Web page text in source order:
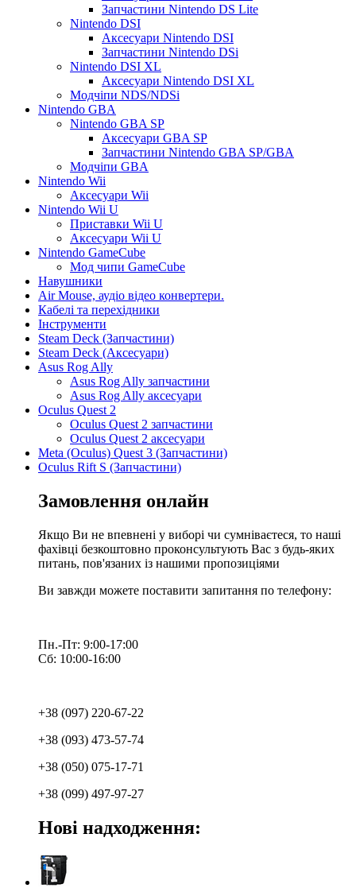
Запчастини Nintendo DS Lite
Nintendo DSI
Аксесуари Nintendo DSI
Запчастини Nintendo DSi
Nintendo DSI XL
Аксесуари Nintendo DSI XL
Модчіпи NDS/NDSi
Nintendo GBA
Nintendo GBA SP
Аксесуари GBA SP
Запчастини Nintendo GBA SP/GBA
Модчіпи GBA
Nintendo Wii
Аксесуари Wii
Nintendo Wii U
Приставки Wii U
Аксесуари Wii U
Nintendo GameCube
Мод чипи GameCube
Навушники
Air Mouse, аудіо відео конвертери.
Кабелі та перехідники
Інструменти
Steam Deck (Запчастини)
Steam Deck (Аксесуари)
Asus Rog Ally
Asus Rog Ally запчастини
Asus Rog Ally аксесуари
Oculus Quest 2
Oculus Quest 2 запчастини
Oculus Quest 2 аксесуари
Meta (Oculus) Quest 3 (Запчастини)
Oculus Rift S (Запчастини)
Замовлення онлайн
Якщо Ви не впевнені у виборі чи сумніваєтеся, то наші
фахівці безкоштовно проконсультують Вас з будь-яких
питань, пов'язаних із нашими пропозиціями
Ви завжди можете поставити запитання по телефону:
Пн.-Пт: 9:00-17:00
Сб: 10:00-16:00
+38 (097) 220-67-22
+38 (093) 473-57-74
+38 (050) 075-17-71
+38 (099) 497-97-27
Нові надходження: